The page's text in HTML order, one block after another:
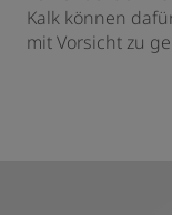
Kalk können
mit Vorsicht zu